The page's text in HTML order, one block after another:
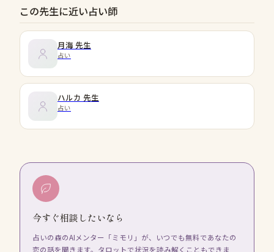
この先生に近い占い師
月海 先生
占い
ハルカ 先生
占い
今すぐ相談したいなら
占いの森のAIメンター「ミモリ」が、いつでも無料であなたの
恋の話を聞きます。タロットで状況を読み解くこともできま